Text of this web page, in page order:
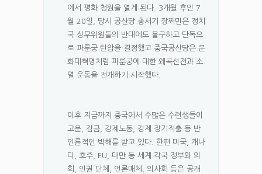
에서 평화 청원을 열게 된다. 3개월 후인 7
월 20일, 당시 공산당 총서기 장쩌민은 정치
국 상무위원들의 반대에도 불구하고 단독으
로 파룬궁 탄압을 결정했고 중국공산당은 문
화대혁명처럼 파룬궁에 대한 왜곡선전과 소
멸 운동을 전개하기 시작했다.
이후 지금까지 중국에서 수많은 수련생들이
고문, 감금, 강제노동, 강제 장기적출 등 반
인륜적인 박해를 받고 있다. 한편 미국, 캐나
다, 호주, EU, 대만 등 세계 각국 정부와 의
회, 인권 단체, 언론매체, 의사회 등은 공개